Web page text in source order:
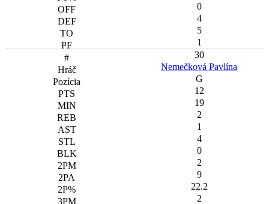
0
4
5
1
30
Nemečková Pavlína
G
12
19
2
1
4
0
2
9
22.2
2